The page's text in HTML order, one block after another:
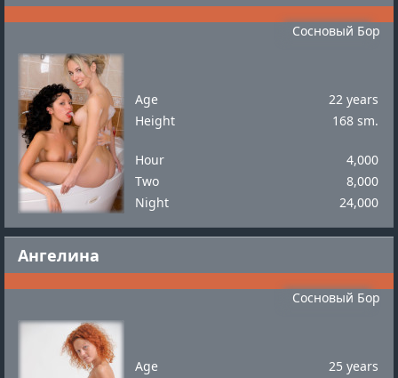
Сосновый Бор
Age
22 years
Height
168 sm.
Hour
4,000
Two
8,000
Night
24,000
Ангелина
Сосновый Бор
Age
25 years